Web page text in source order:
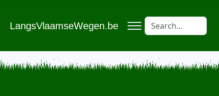
LangsVlaamseWegen.be